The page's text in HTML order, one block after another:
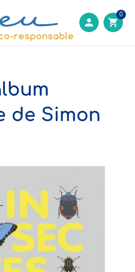
person shopping_cart
0
de Simon